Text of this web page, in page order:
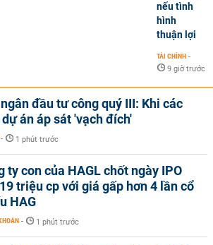
nếu tình
hình
thuận lợi
TÀI CHÍNH -
9 giờ trước
đầu tư công quý III: Khi các
án áp sát 'vạch đích'
- 1 phút trước
ty con của HAGL chốt ngày IPO
triệu cp với giá gấp hơn 4 lần cổ
HAG
- 1 phút trước